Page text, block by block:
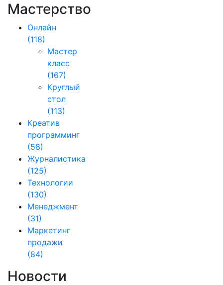
Мастерство
Онлайн
(118)
Мастер
класс
(167)
Круглый
стол
(113)
Креатив
программинг
(58)
Журналистика
(125)
Технологии
(130)
Менеджмент
(31)
Маркетинг
продажи
(84)
Новости